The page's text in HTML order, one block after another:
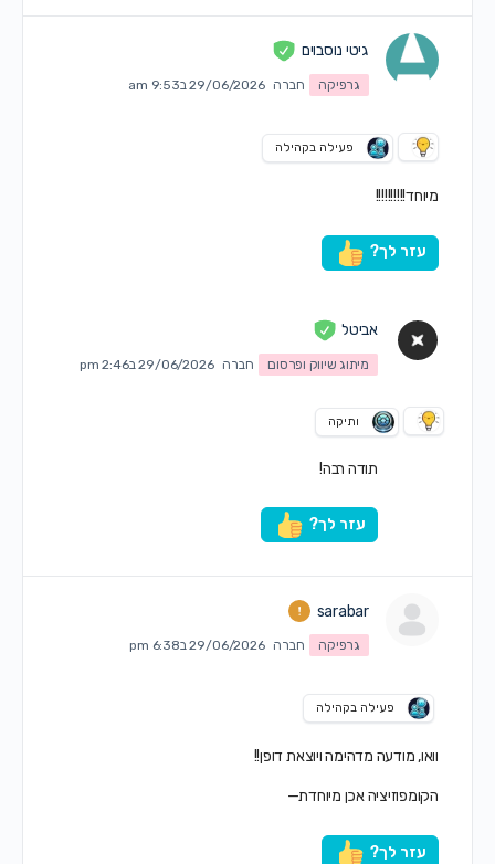
גיטי נוסבוים
גרפיקה חברה 29/06/2026 ב9:53 am
פעילה בקהילה
מיוחד!!!!!!!!!!
עזר לך?
אביטל
מיתוג שיווק ופרסום חברה 29/06/2026 ב2:46 pm
ותיקה
תודה רבה!
עזר לך?
sarabar
גרפיקה חברה 29/06/2026 ב6:38 pm
פעילה בקהילה
וואו, מודעה מדהימה ויוצאת דופן!!
הקומפוזיציה אכן מיוחדת—
עזר לך?